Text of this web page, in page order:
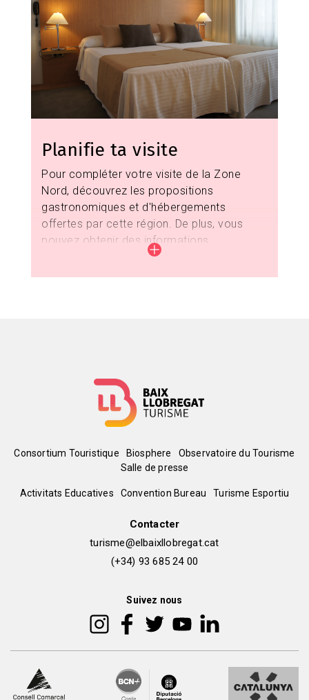
Planifie ta visite
Pour compléter votre visite de la Zone
Nord, découvrez les propositions
gastronomiques et d'hébergements
offertes par cette région. De plus, vous
pouvez obtenir des informations
touristiques en vous rendant aux différents
Où manger?
Menú
del
Consortium Touristique Biosphere
Observatoire du Tourisme
Salle de presse
Peu
Activitats Educatives Convention Bureau Turisme Esportiu
Contacter
turisme@elbaixllobregat.cat
(+34) 93 685 24 00
Suivez nous